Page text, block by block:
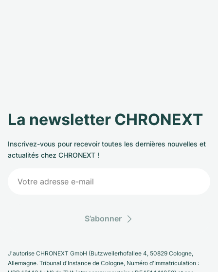
La newsletter CHRONEXT
Inscrivez-vous pour recevoir toutes les dernières nouvelles et
actualités chez CHRONEXT !
S’abonner
J'autorise CHRONEXT GmbH (Butzweilerhofallee 4, 50829 Cologne,
Allemagne. Tribunal d'Instance de Cologne, Numéro d'Immatriculation :